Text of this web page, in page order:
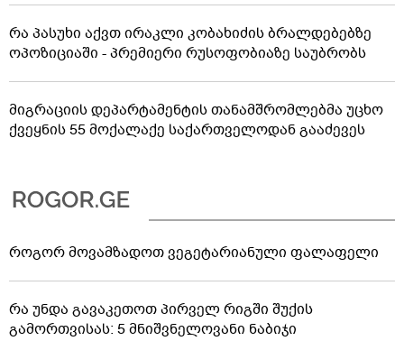
რა პასუხი აქვთ ირაკლი კობახიძის ბრალდებებზე
ოპოზიციაში - პრემიერი რუსოფობიაზე საუბრობს
მიგრაციის დეპარტამენტის თანამშრომლებმა უცხო
ქვეყნის 55 მოქალაქე საქართველოდან გააძევეს
როგორ მოვამზადოთ ვეგეტარიანული ფალაფელი
რა უნდა გავაკეთოთ პირველ რიგში შუქის
გამორთვისას: 5 მნიშვნელოვანი ნაბიჯი